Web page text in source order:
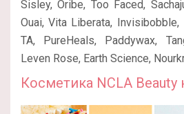
Sisley, Oribe, Too Faced,
Ouai, Vita Liberata,
TA, PureHeals, Paddywax,
Leven Rose, Earth Science,
Косметика NCLA Beauty